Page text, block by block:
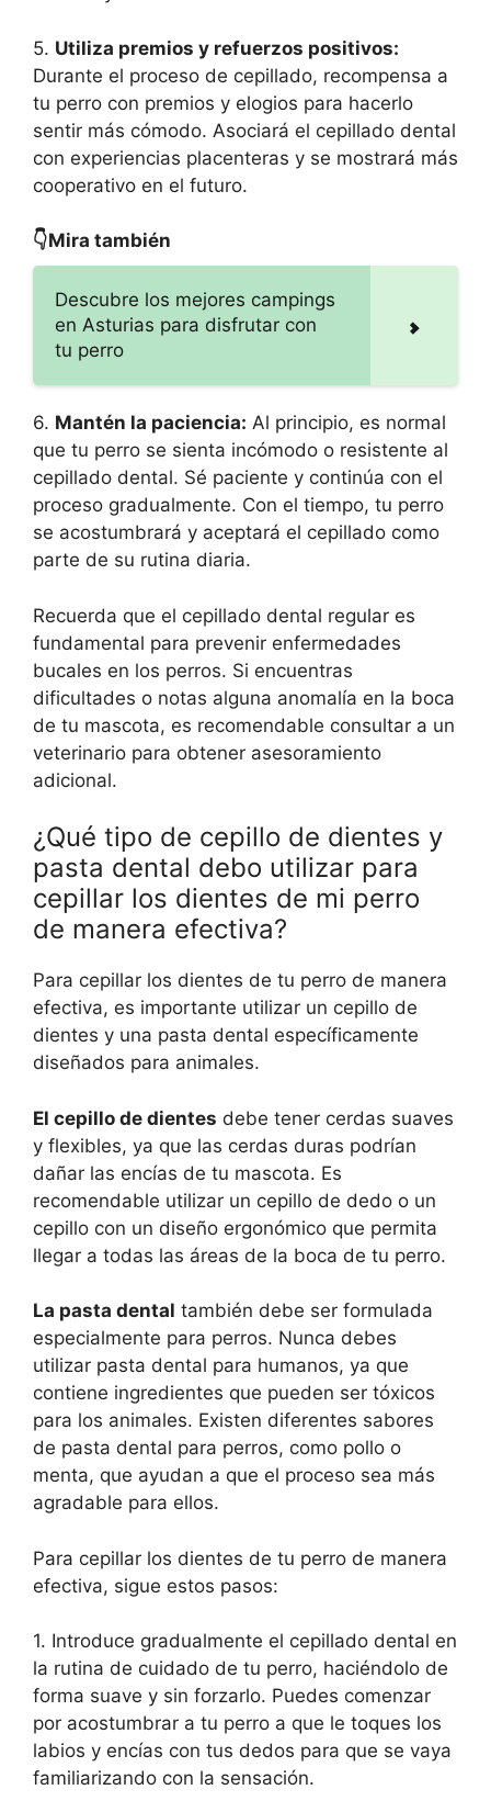
5. Utiliza premios y refuerzos positivos:
Durante el proceso de cepillado, recompensa a
tu perro con premios y elogios para hacerlo
sentir más cómodo. Asociará el cepillado dental
con experiencias placenteras y se mostrará más
cooperativo en el futuro.
👇Mira también
Descubre los mejores campings
en Asturias para disfrutar con
tu perro
6. Mantén la paciencia: Al principio, es normal
que tu perro se sienta incómodo o resistente al
cepillado dental. Sé paciente y continúa con el
proceso gradualmente. Con el tiempo, tu perro
se acostumbrará y aceptará el cepillado como
parte de su rutina diaria.
Recuerda que el cepillado dental regular es
fundamental para prevenir enfermedades
bucales en los perros. Si encuentras
dificultades o notas alguna anomalía en la boca
de tu mascota, es recomendable consultar a un
veterinario para obtener asesoramiento
adicional.
¿Qué tipo de cepillo de dientes y
pasta dental debo utilizar para
cepillar los dientes de mi perro
de manera efectiva?
Para cepillar los dientes de tu perro de manera
efectiva, es importante utilizar un cepillo de
dientes y una pasta dental específicamente
diseñados para animales.
El cepillo de dientes debe tener cerdas suaves
y flexibles, ya que las cerdas duras podrían
dañar las encías de tu mascota. Es
recomendable utilizar un cepillo de dedo o un
cepillo con un diseño ergonómico que permita
llegar a todas las áreas de la boca de tu perro.
La pasta dental también debe ser formulada
especialmente para perros. Nunca debes
utilizar pasta dental para humanos, ya que
contiene ingredientes que pueden ser tóxicos
para los animales. Existen diferentes sabores
de pasta dental para perros, como pollo o
menta, que ayudan a que el proceso sea más
agradable para ellos.
Para cepillar los dientes de tu perro de manera
efectiva, sigue estos pasos:
1. Introduce gradualmente el cepillado dental en
la rutina de cuidado de tu perro, haciéndolo de
forma suave y sin forzarlo. Puedes comenzar
por acostumbrar a tu perro a que le toques los
labios y encías con tus dedos para que se vaya
familiarizando con la sensación.